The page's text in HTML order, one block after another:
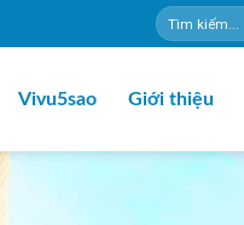
Vivu5sao Giới thiệu